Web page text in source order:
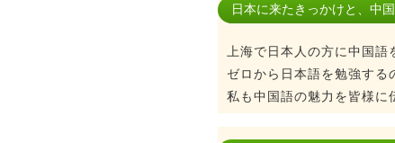
日本に来たきっかけと、中
上海で日本人の方に中国
ゼロから日本語を勉強する
私も中国語の魅力を皆様に